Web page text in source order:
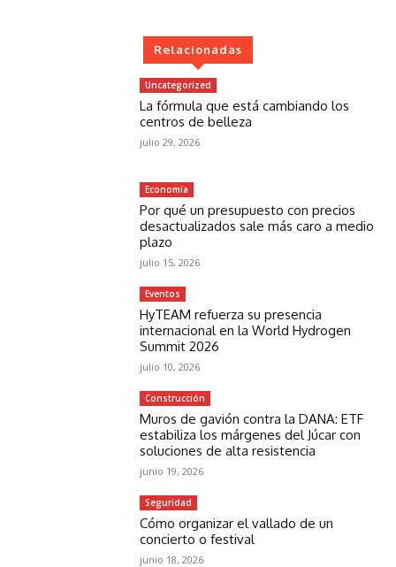
Relacionadas
Uncategorized
La fórmula que está cambiando los
centros de belleza
julio 29, 2026
Economía
Por qué un presupuesto con precios
desactualizados sale más caro a medio
plazo
julio 15, 2026
Eventos
HyTEAM refuerza su presencia
internacional en la World Hydrogen
Summit 2026
julio 10, 2026
Construcción
Muros de gavión contra la DANA: ETF
estabiliza los márgenes del Júcar con
soluciones de alta resistencia
junio 19, 2026
Seguridad
Cómo organizar el vallado de un
concierto o festival
junio 18, 2026